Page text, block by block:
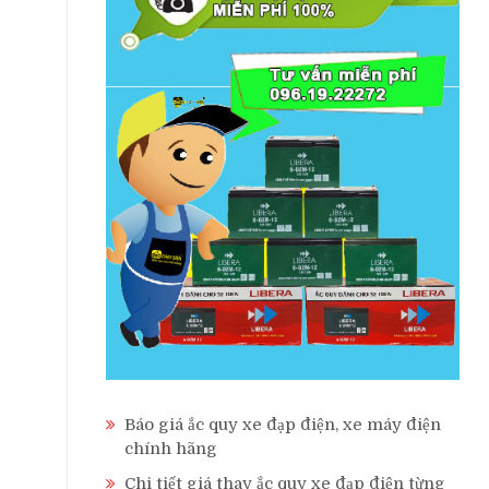
Báo giá ắc quy xe đạp điện, xe máy điện
chính hãng
Chi tiết giá thay ắc quy xe đạp điện từng